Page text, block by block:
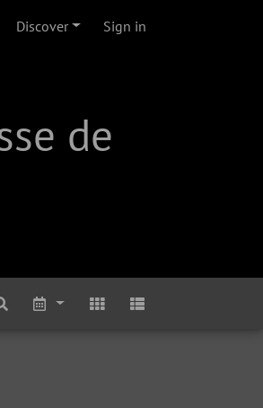
Discover Sign in
de